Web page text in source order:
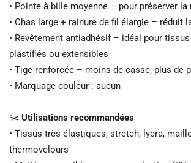
• Pointe à bille moyenne – pour préserver la
• Chas large + rainure de fil élargie – réduit
• Revêtement antiadhésif – idéal pour
plastifiés ou extensibles
• Tige renforcée – moins de casse, plus de
• Marquage couleur : aucun
✂️ Utilisations recommandées
• Tissus très élastiques, stretch, lycra,
thermovelours